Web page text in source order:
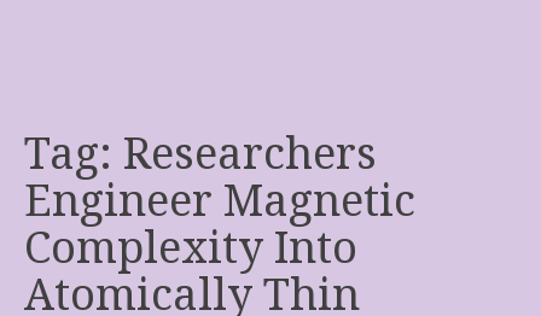
Tag: Researchers
Engineer Magnetic
Complexity Into
Atomically Thin